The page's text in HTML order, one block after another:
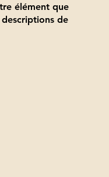
élément que
de